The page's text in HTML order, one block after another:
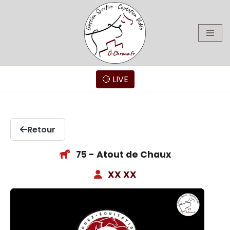
🔴 LIVE
Retour
75 - Atout de Chaux
XX XX